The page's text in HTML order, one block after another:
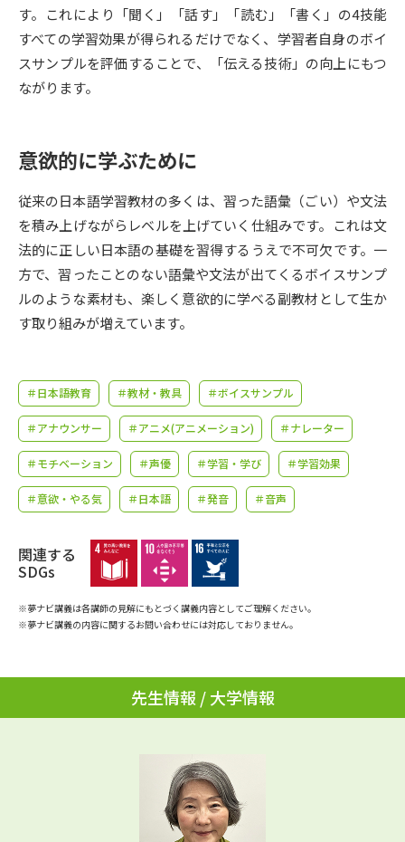
受験準備 資料検索
併願校選び
先輩が入学を決めた理由 テレメール全国一斉進学調査
新生活お役立ちガイド
学問発見
大学で学びたい学問発見
学問のミニ講義「夢ナビ講義」 学問分野解説
学問の教科書 夢ナビライブ
ユーザーサポート
Ｑ＆Ａ よくあるご質問 大学進学IDについて
資料の料金の
個人情報取扱規定
す。これにより「聞く」「話す」「読む」「書く」の4技能
すべての学習効果が得られるだけでなく、学習者自身のボイ
スサンプルを評価することで、「伝える技術」の向上にもつ
ながります。
意欲的に学ぶために
従来の日本語学習教材の多くは、習った語彙（ごい）や文法
を積み上げながらレベルを上げていく仕組みです。これは文
法的に正しい日本語の基礎を習得するうえで不可欠です。一
方で、習ったことのない語彙や文法が出てくるボイスサンプ
ルのような素材も、楽しく意欲的に学べる副教材として生か
す取り組みが増えています。
＃日本語教育 ＃教材・教具 ＃ボイスサンプル
＃アナウンサー ＃アニメ(アニメーション) ＃ナレーター
＃モチベーション ＃声優 ＃学習・学び ＃学習効果
＃意欲・やる気 ＃日本語 ＃発音 ＃音声
関連する
SDGs
※夢ナビ講義は各講師の見解にもとづく講義内容としてご理解ください。
※夢ナビ講義の内容に関するお問い合わせには対応しておりません。
先生情報 / 大学情報